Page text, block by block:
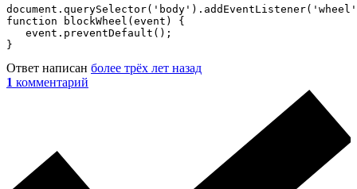
function blockWheel(event) {
   event.preventDefault();
}
Ответ написан более трёх лет назад
1 комментарий